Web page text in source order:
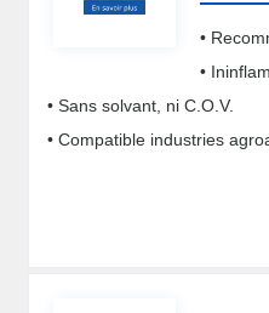
•
•
• Sans solvant, ni C.O.V.
• Compatible industries